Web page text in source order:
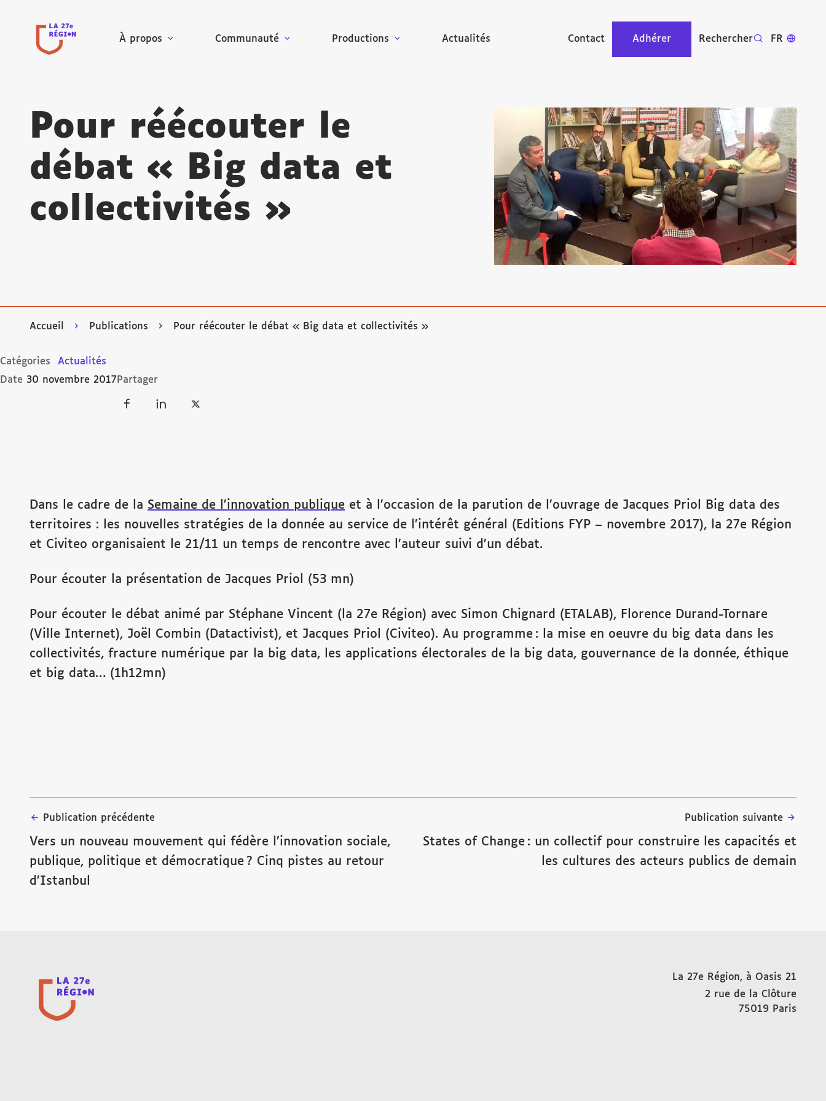
À propos Communauté Productions Actualités Contact Adhérer Rechercher FR
Pour réécouter le
débat « Big data et
collectivités »
Accueil Publications Pour réécouter le débat « Big data et collectivités »
Catégories
Actualités
Date 30 novembre 2017 Partager
Dans le cadre de la Semaine de l’innovation publique et à l’occasion de la parution de l’ouvrage de Jacques Priol Big data des
territoires : les nouvelles stratégies de la donnée au service de l’intérêt général (Editions FYP – novembre 2017), la 27e Région
et Civiteo organisaient le 21/11 un temps de rencontre avec l’auteur suivi d’un débat.
Pour écouter la présentation de Jacques Priol (53 mn)
Pour écouter le débat animé par Stéphane Vincent (la 27e Région) avec Simon Chignard (ETALAB), Florence Durand-Tornare
(Ville Internet), Joël Combin (Datactivist), et Jacques Priol (Civiteo). Au programme : la mise en oeuvre du big data dans les
collectivités, fracture numérique par la big data, les applications électorales de la big data, gouvernance de la donnée, éthique
et big data… (1h12mn)
Publication précédente
Vers un nouveau mouvement qui fédère l’innovation sociale,
publique, politique et démocratique ? Cinq pistes au retour
d’Istanbul
Publication suivante
States of Change : un collectif pour construire les capacités et
les cultures des acteurs publics de demain
La 27e Région, à Oasis 21
2 rue de la Clôture
75019 Paris